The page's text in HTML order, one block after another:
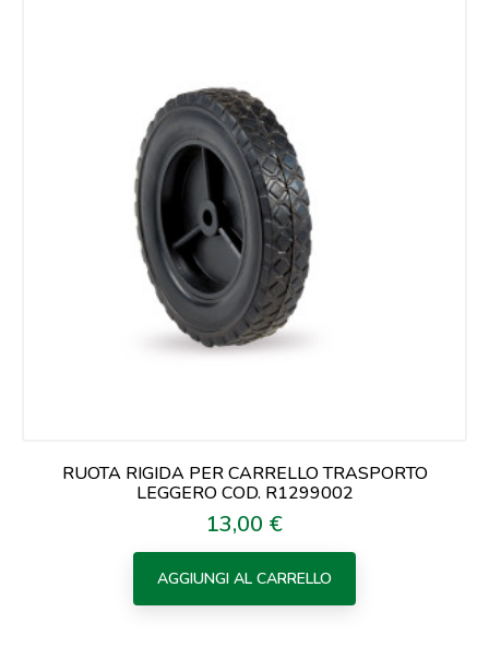
RUOTA RIGIDA PER CARRELLO TRASPORTO
LEGGERO COD. R1299002
Prezzo
13,00 €
AGGIUNGI AL CARRELLO